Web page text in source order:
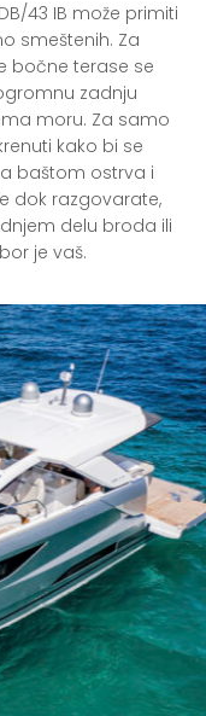
43 IB može primiti
smeštenih. Za
bočne terase se
zadnju
moru. Za samo
kako bi se
baštom ostrva i
dok razgovarate,
delu broda ili
je vaš.